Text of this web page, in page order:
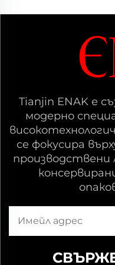
Tianjin ENAK е
модерно
се фокусира
производствени